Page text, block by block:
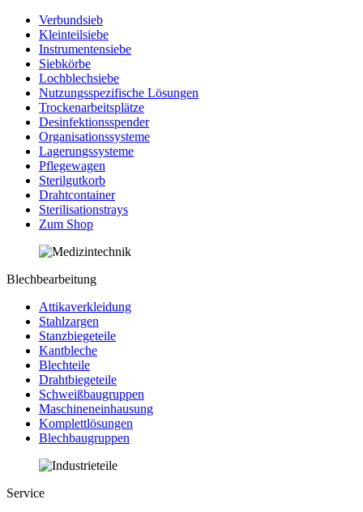
Verbundsieb
Kleinteilsiebe
Instrumentensiebe
Siebkörbe
Lochblechsiebe
Nutzungsspezifische Lösungen
Trockenarbeitsplätze
Desinfektionsspender
Organisationssysteme
Lagerungssysteme
Pflegewagen
Sterilgutkorb
Drahtcontainer
Sterilisationstrays
Zum Shop
Blechbearbeitung
Attikaverkleidung
Stahlzargen
Stanzbiegeteile
Kantbleche
Blechteile
Drahtbiegeteile
Schweißbaugruppen
Maschineneinhausung
Komplettlösungen
Blechbaugruppen
Service